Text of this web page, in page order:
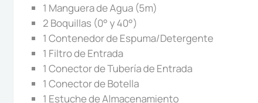
1 Manguera de Agua (5m)
2 Boquillas (0° y 40°)
1 Contenedor de Espuma/Detergente
1 Filtro de Entrada
1 Conector de Tubería de Entrada
1 Conector de Botella
1 Estuche de Almacenamiento